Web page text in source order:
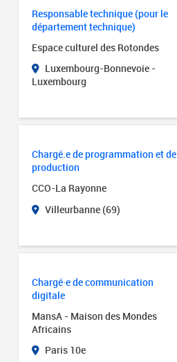
Responsable technique (pour le
département technique)
Espace culturel des Rotondes
Luxembourg-Bonnevoie -
Luxembourg
Chargé.e de programmation et de
production
CCO-La Rayonne
Villeurbanne (69)
Chargé·e de communication
digitale
MansA - Maison des Mondes
Africains
Paris 10e